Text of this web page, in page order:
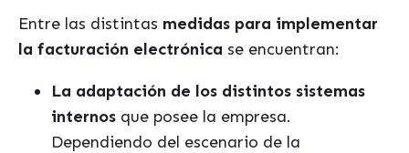
Entre las distintas medidas para implementar
la facturación electrónica se encuentran:
La adaptación de los distintos sistemas
internos que posee la empresa.
Dependiendo del escenario de la